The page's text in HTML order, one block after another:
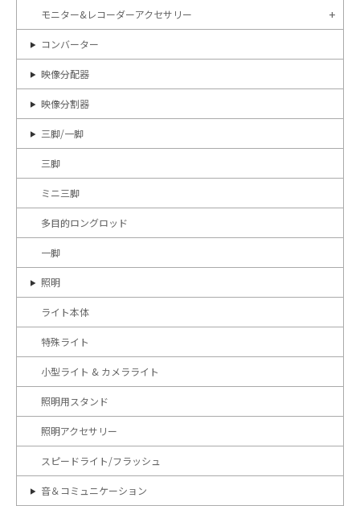
モニター&レコーダーアクセサリー
コンバーター
映像分配器
映像分割器
三脚/一脚
三脚
ミニ三脚
多目的ロングロッド
一脚
照明
ライト本体
特殊ライト
小型ライト & カメラライト
照明用スタンド
照明アクセサリー
スピードライト/フラッシュ
音＆コミュニケーション